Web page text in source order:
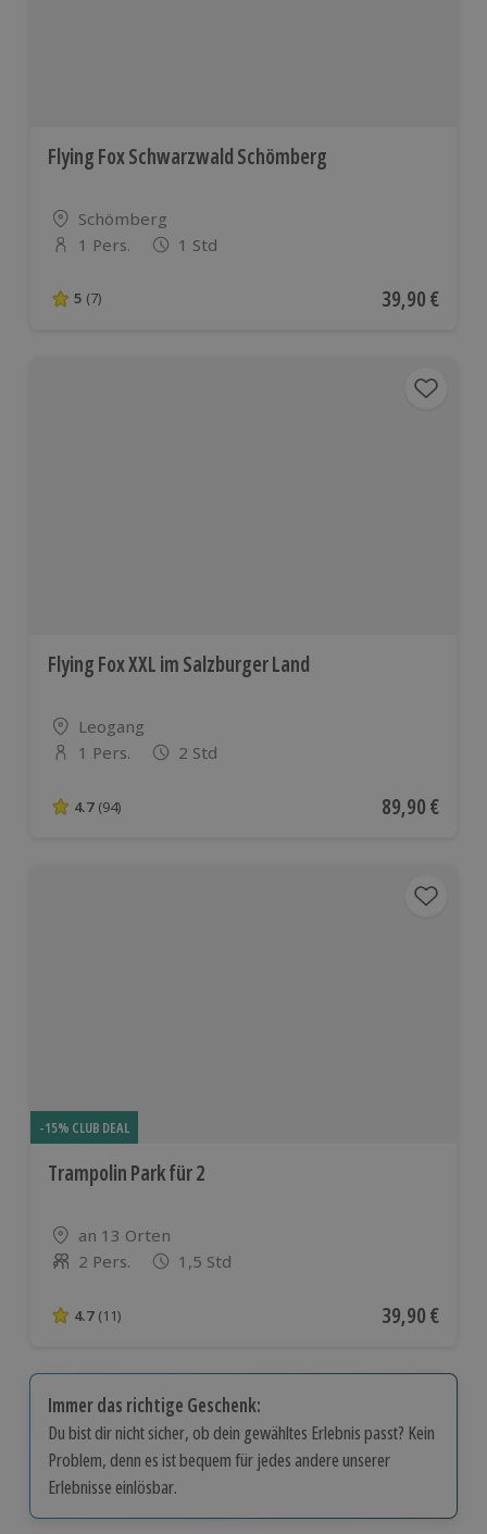
Flying Fox Schwarzwald Schömberg
Standort
Schömberg
Anzahl der Teilnehmer
1 Pers. 1 Std
5 von 5 Sternen basierend auf 7 Bewertungen
5 (7) Aktueller
39,90 €
Flying Fox XXL im Salzburger Land
Standort
Leogang
Anzahl der Teilnehmer
1 Pers. 2 Std
4.7 von 5 Sternen basierend auf 94 Bewertungen
4.7 (94) Aktueller
89,90 €
-15% CLUB DEAL
Trampolin Park für 2
Standort
an 13 Orten
Anzahl der Teilnehmer
2 Pers. 1,5 Std
4.7 von 5 Sternen basierend auf 11 Bewertungen
4.7 (11) Aktueller
39,90 €
Immer das richtige Geschenk:
Du bist dir nicht sicher, ob dein gewähltes Erlebnis passt? Kein
Problem, denn es ist bequem für jedes andere unserer
Erlebnisse einlösbar.